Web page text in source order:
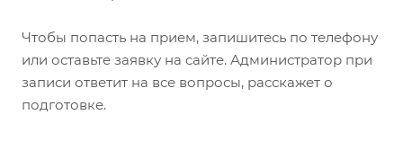
Чтобы попасть на прием, запишитесь по телефону
или оставьте заявку на сайте. Администратор при
записи ответит на все вопросы, расскажет о
подготовке.